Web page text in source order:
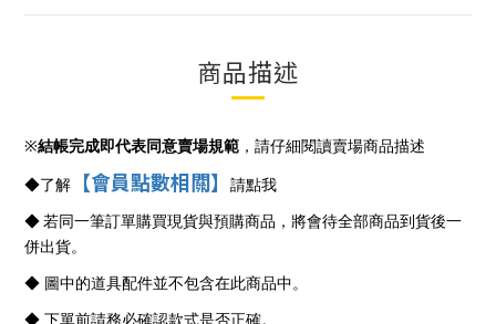
商品描述
※結帳完成即代表同意賣場規範 ，請仔細閱讀賣場商品描述
◆了解 【會員點數相關】 請點我
◆若同一筆訂單購買現貨與預購商品，將會待全部商品到貨後一
併出貨。
◆ 圖中的道具配件並不包含在此商品中。
◆ 下單前請務必確認款式是否正確。